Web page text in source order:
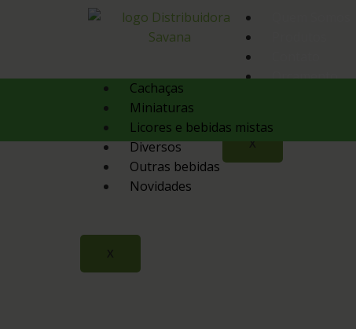
Orçamento
X
Cachaças
Miniaturas
Licores e bebidas mistas
Diversos
Outras bebidas
Novidades
X